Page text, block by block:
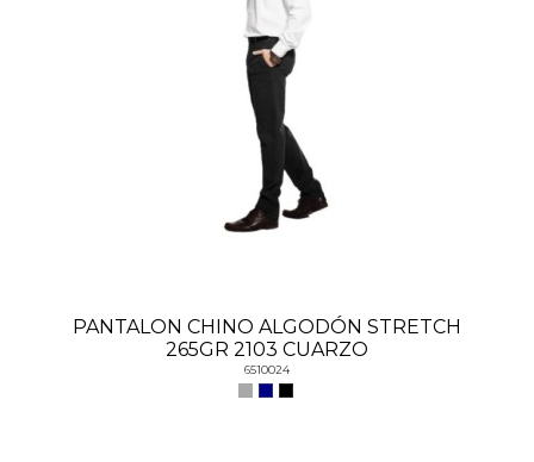
PANTALON CHINO ALGODÓN STRETCH
265GR 2103 CUARZO
6510024